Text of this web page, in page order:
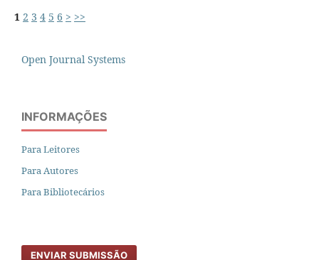
1 2 3 4 5 6 > >>
Open Journal Systems
INFORMAÇÕES
Para Leitores
Para Autores
Para Bibliotecários
ENVIAR SUBMISSÃO